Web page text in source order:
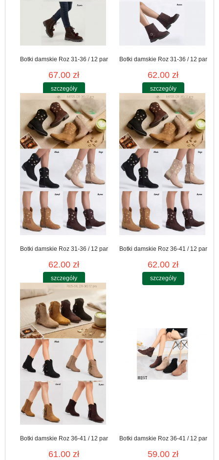
Botki damskie Roz 31-36 / 12 par
67.00 zł
szczegóły
Botki damskie Roz 31-36 / 12 par
62.00 zł
szczegóły
Botki damskie Roz 31-36 / 12 par
62.00 zł
szczegóły
Botki damskie Roz 36-41 / 12 par
62.00 zł
szczegóły
Botki damskie Roz 36-41 / 12 par
61.00 zł
Botki damskie Roz 36-41 / 12 par
59.00 zł